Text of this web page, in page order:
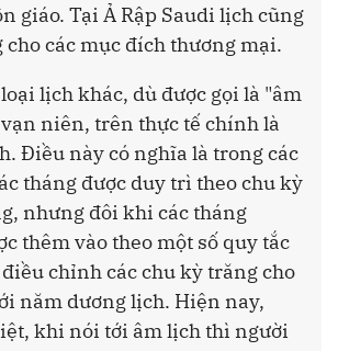
giáo. Tại Ả Rập Saudi lịch cũng
cho các mục đích thương mại.
lịch khác, dù được gọi là "âm
niên, trên thực tế chính là
Điều này có nghĩa là trong các
tháng được duy trì theo chu kỳ
nhưng đôi khi các tháng
thêm vào theo một số quy tắc
chỉnh các chu kỳ trăng cho
năm dương lịch. Hiện nay,
khi nói tới âm lịch thì người